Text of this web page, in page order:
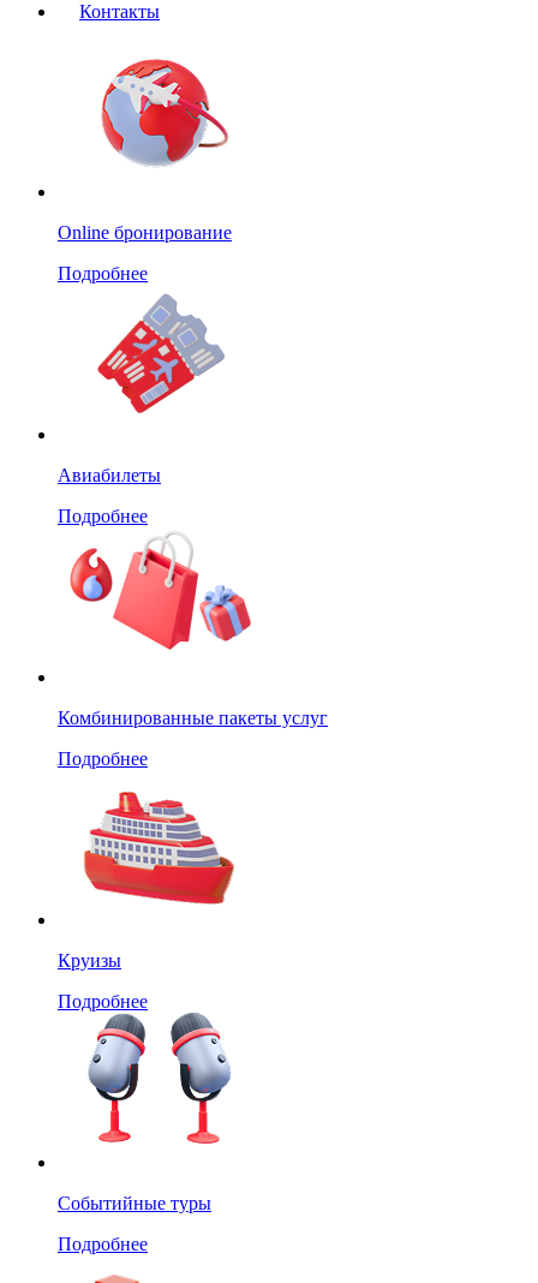
Контакты
Online бронирование
Подробнее
Авиабилеты
Подробнее
Комбинированные пакеты услуг
Подробнее
Круизы
Подробнее
Событийные туры
Подробнее